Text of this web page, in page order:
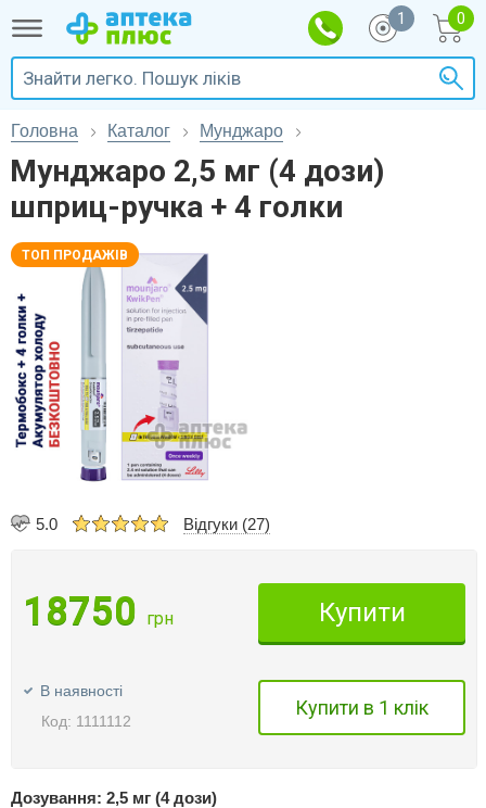
1
Головна Каталог Мунджаро
Мунджаро 2,5 мг (4 дози)
шприц-ручка + 4 голки
5.0 Відгуки (27)
18750 грн
В наявності
Код: 1111112
Купити
Купити в 1 клік
Дозування: 2,5 мг (4 дози)